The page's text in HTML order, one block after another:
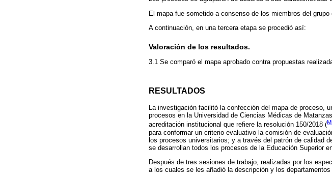
El mapa fue sometido a consenso de los miembros del grupo
A continuación, en una tercera etapa se procedió así:
Valoración de los resultados.
3.1 Se comparó el mapa aprobado contra propuestas
RESULTADOS
La investigación facilitó la confección del mapa de proceso,
procesos en la Universidad de Ciencias Médicas de
acreditación institucional que refiere la resolución 150/2018 (
para conformar un criterio evaluativo la comisión de
los procesos universitarios; y a través del patrón de calidad
se desarrollan todos los procesos de la Educación Superior
Después de tres sesiones de trabajo, realizadas por los
a los cuales se les añadió la descripción y los departamentos